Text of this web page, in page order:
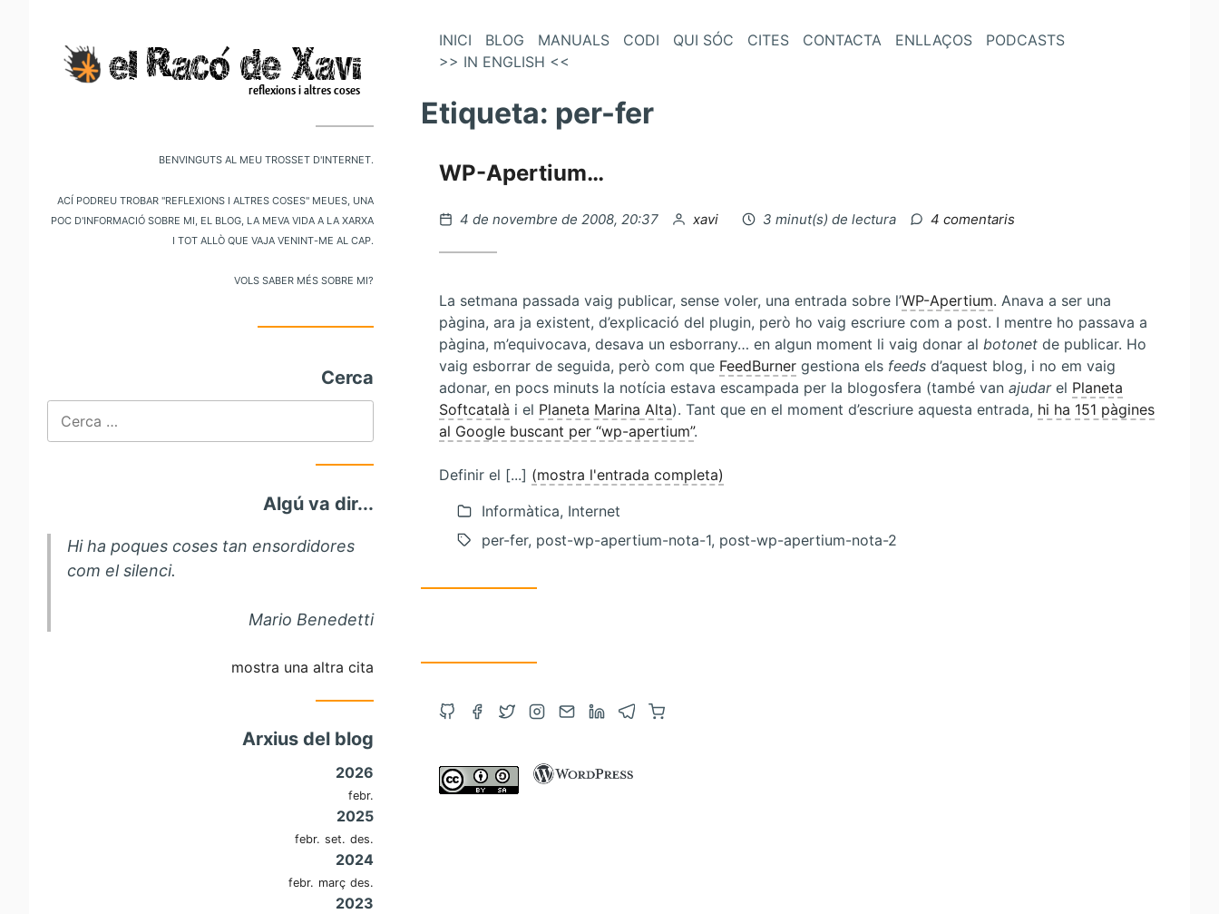
principal
Benvinguts al meu trosset d'internet.
Ací podreu trobar "reflexions i altres coses" meues, una
poc d'informació sobre mi, el blog, la meva vida a la xarxa
i tot allò que vaja venint-me al cap.
Vols saber més sobre mi?
Cerca
Algú va dir...
Hi ha poques coses tan ensordidores
com el silenci.
Mario Benedetti
mostra una altra cita
Arxius del blog
2026
febr.
2025
febr. set. des.
2024
febr. març des.
2023
VésINICI BLOG MANUALS CODI QUI SÓC CITES CONTACTA ENLLAÇOS
PODCASTS
>> IN ENGLISH <<
Etiqueta: per-fer
WP-Apertium…
Publicat
4 de novembre de 2008, 20:37 per
xavi 3 minut(s) de lectura 4 comentaris
La setmana passada vaig publicar, sense voler, una entrada sobre l’WP-Apertium. Anava a ser una
pàgina, ara ja existent, d’explicació del plugin, però ho vaig escriure com a post. I mentre ho passava a
pàgina, m’equivocava, desava un esborrany… en algun moment li vaig donar al botonet de publicar. Ho
vaig esborrar de seguida, però com que FeedBurner gestiona els feeds d’aquest blog, i no em vaig
adonar, en pocs minuts la notícia estava escampada per la blogosfera (també van ajudarel Planeta
Softcatalà i el Planeta Marina Alta). Tant que en el moment d’escriure aquesta entrada, hi ha 151 pàgines
al Google buscant per “wp-apertium”.
Definir el [...] (mostra l'entrada completa)
Informàtica, Internet
per-fer, post-wp-apertium-nota-1, post-wp-apertium-nota-2
Obre
en
Obre
Facebook
en
Obre
Twitter
en
Obre
en
una
Contacta
electrònic
Obre
en
Obre
en
Compra